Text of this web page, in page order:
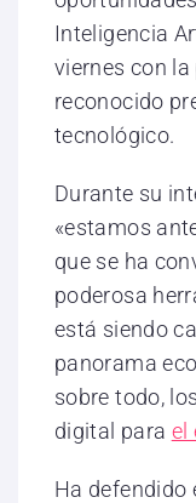
Inteligencia
viernes con
reconocido
tecnológico.
Durante su
«estamos
que se ha
poderosa
está siendo
panorama
sobre todo,
digital para el
Ha defendido